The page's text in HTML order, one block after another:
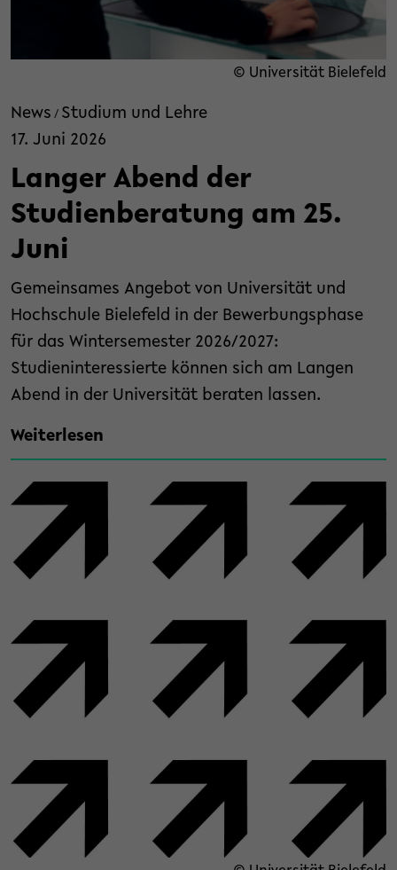
© Universität Bielefeld
News / Studium und Lehre
17. Juni 2026
Langer Abend der
Studienberatung am 25.
Juni
Gemeinsames Angebot von Universität und
Hochschule Bielefeld in der Bewerbungsphase
für das Wintersemester 2026/2027:
Studieninteressierte können sich am Langen
Abend in der Universität beraten lassen.
Weiterlesen